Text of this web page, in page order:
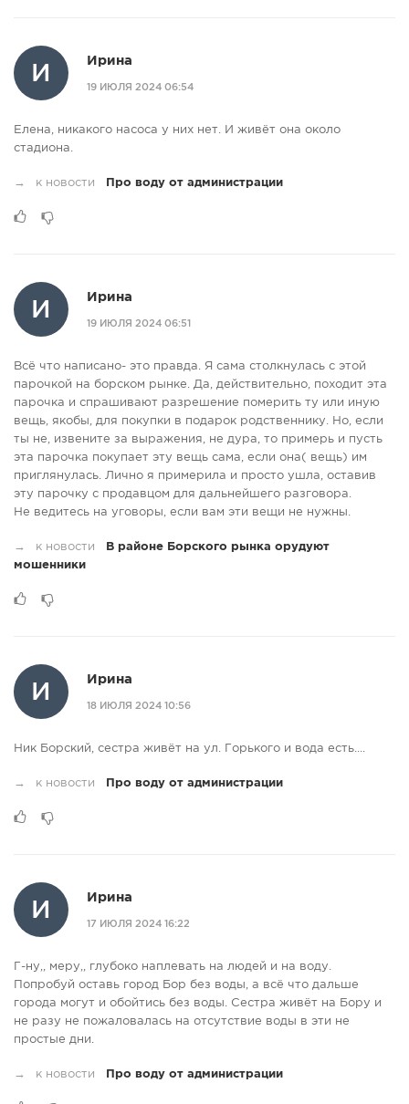
И
Ирина
19 ИЮЛЯ 2024 06:54
Елена, никакого насоса у них нет. И живёт она около
стадиона.
→ к новости Про воду от администрации
И
Ирина
19 ИЮЛЯ 2024 06:51
Всё что написано- это правда. Я сама столкнулась с этой
парочкой на борском рынке. Да, действительно, походит эта
парочка и спрашивают разрешение померить ту или иную
вещь, якобы, для покупки в подарок родственнику. Но, если
ты не, извените за выражения, не дура, то примерь и пусть
эта парочка покупает эту вещь сама, если она( вещь) им
приглянулась. Лично я примерила и просто ушла, оставив
эту парочку с продавцом для дальнейшего разговора.
Не ведитесь на уговоры, если вам эти вещи не нужны.
→ к новости
В районе Борского рынка орудуют
мошенники
И
Ирина
18 ИЮЛЯ 2024 10:56
Ник Борский, сестра живёт на ул. Горького и вода есть....
→ к новости Про воду от администрации
И
Ирина
17 ИЮЛЯ 2024 16:22
Г-ну,, меру,, глубоко наплевать на людей и на воду.
Попробуй оставь город Бор без воды, а всё что дальше
города могут и обойтись без воды. Сестра живёт на Бору и
не разу не пожаловалась на отсутствие воды в эти не
простые дни.
→ к новости Про воду от администрации